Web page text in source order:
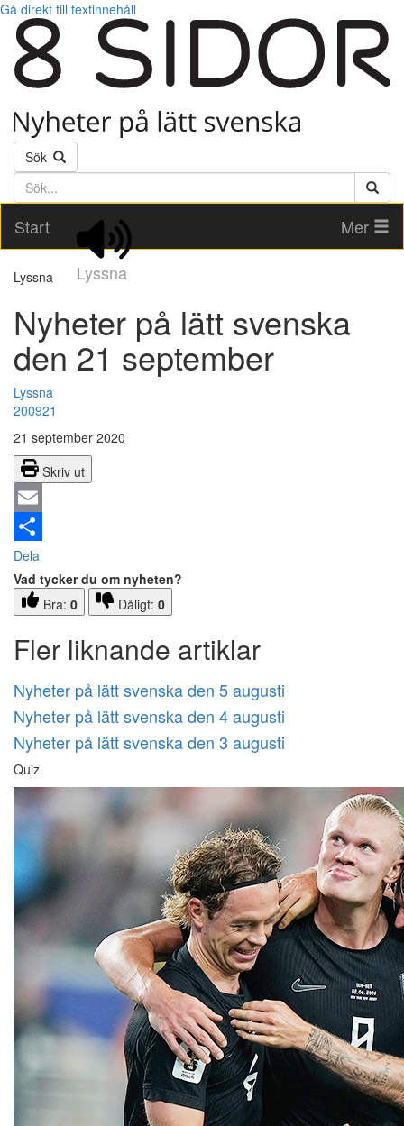
Gå direkt till textinnehåll
Sök
Söktext
Start
Lyssna
Mer
Lyssna
Nyheter på lätt svenska
den 21 september
Lyssna
200921
21 september 2020
Skriv ut
Email
Dela
Vad tycker du om nyheten?
Bra: 0 Dåligt: 0
Fler liknande artiklar
Nyheter på lätt svenska den 5 augusti
Nyheter på lätt svenska den 4 augusti
Nyheter på lätt svenska den 3 augusti
Quiz